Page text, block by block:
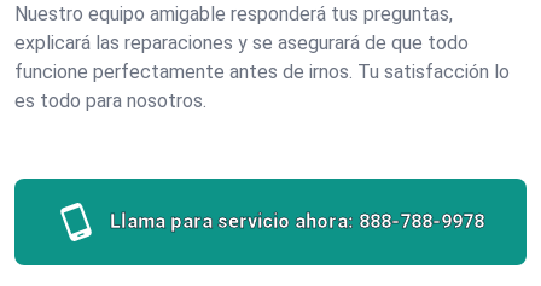
Nuestro equipo amigable responderá tus preguntas,
explicará las reparaciones y se asegurará de que todo
funcione perfectamente antes de irnos. Tu satisfacción lo
es todo para nosotros.
Llama para servicio ahora: 888-788-9978